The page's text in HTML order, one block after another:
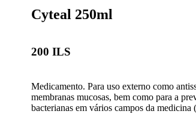
Cyteal 250ml
200 ILS
Medicamento. Para uso externo como
membranas mucosas, bem como para a
bacterianas em vários campos da